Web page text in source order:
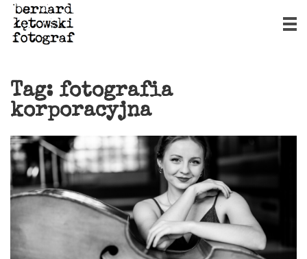
Tag: fotografia
korporacyjna